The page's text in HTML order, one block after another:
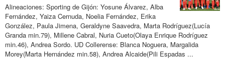
Alineaciones: Sporting de Gijón: Yosune Álvarez, Alba
Fernández, Yaiza Cernuda, Noelia Fernández, Erika
González, Paula Jimena, Geraldyne Saavedra, Marta Rodríguez(Lucía
Granda min.79), Millene Cabral, Nuria Cueto(Olaya Enrique Rodríguez
min.46), Andrea Sordo. UD Collerense: Blanca Noguera, Margalida
Morey(Marta Hernández min.58), Andrea Alcaide(Pili Espadas ...